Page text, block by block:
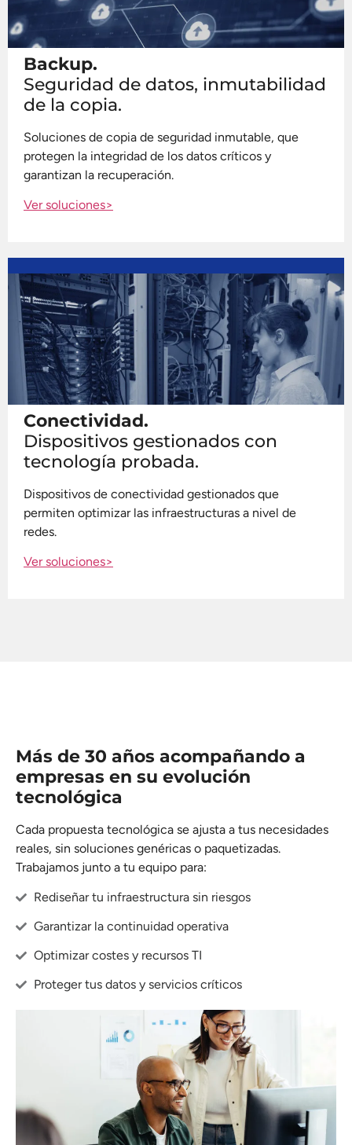
Backup.
Seguridad de datos, inmutabilidad
de la copia.
Soluciones de copia de seguridad inmutable, que
protegen la integridad de los datos críticos y
garantizan la recuperación.
Ver soluciones>
Conectividad.
Dispositivos gestionados con
tecnología probada.
Dispositivos de conectividad gestionados que
permiten optimizar las infraestructuras a nivel de
redes.
Ver soluciones>
Más de 30 años acompañando a
empresas en su evolución
tecnológica
Cada propuesta tecnológica se ajusta a tus necesidades
reales, sin soluciones genéricas o paquetizadas.
Trabajamos junto a tu equipo para:
Rediseñar tu infraestructura sin riesgos
Garantizar la continuidad operativa
Optimizar costes y recursos TI
Proteger tus datos y servicios críticos